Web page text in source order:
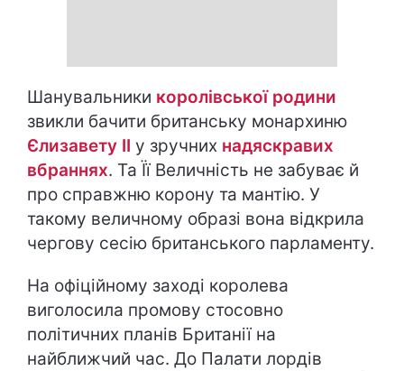
Шанувальники королівської родини
звикли бачити британську монархиню
Єлизавету ІІ у зручних надяскравих
вбраннях. Та Її Величність не забуває й
про справжню корону та мантію. У
такому величному образі вона відкрила
чергову сесію британського парламенту.
На офіційному заході королева
виголосила промову стосовно
політичних планів Британії на
найближчий час. До Палати лордів